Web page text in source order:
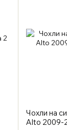
Чохли на
Alto 2009-